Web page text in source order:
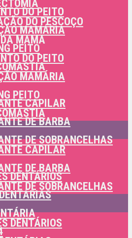
DO PEITO
MAMÁRIA
PEITO
CAPILAR
DE BARBA
DE SOBRANCELHAS
DENTÁRIOS
DO PESCOÇO
MAMA
DO PEITO
MAMÁRIA
PEITO
CAPILAR
DE BARBA
DE SOBRANCELHAS
DENTÁRIOS